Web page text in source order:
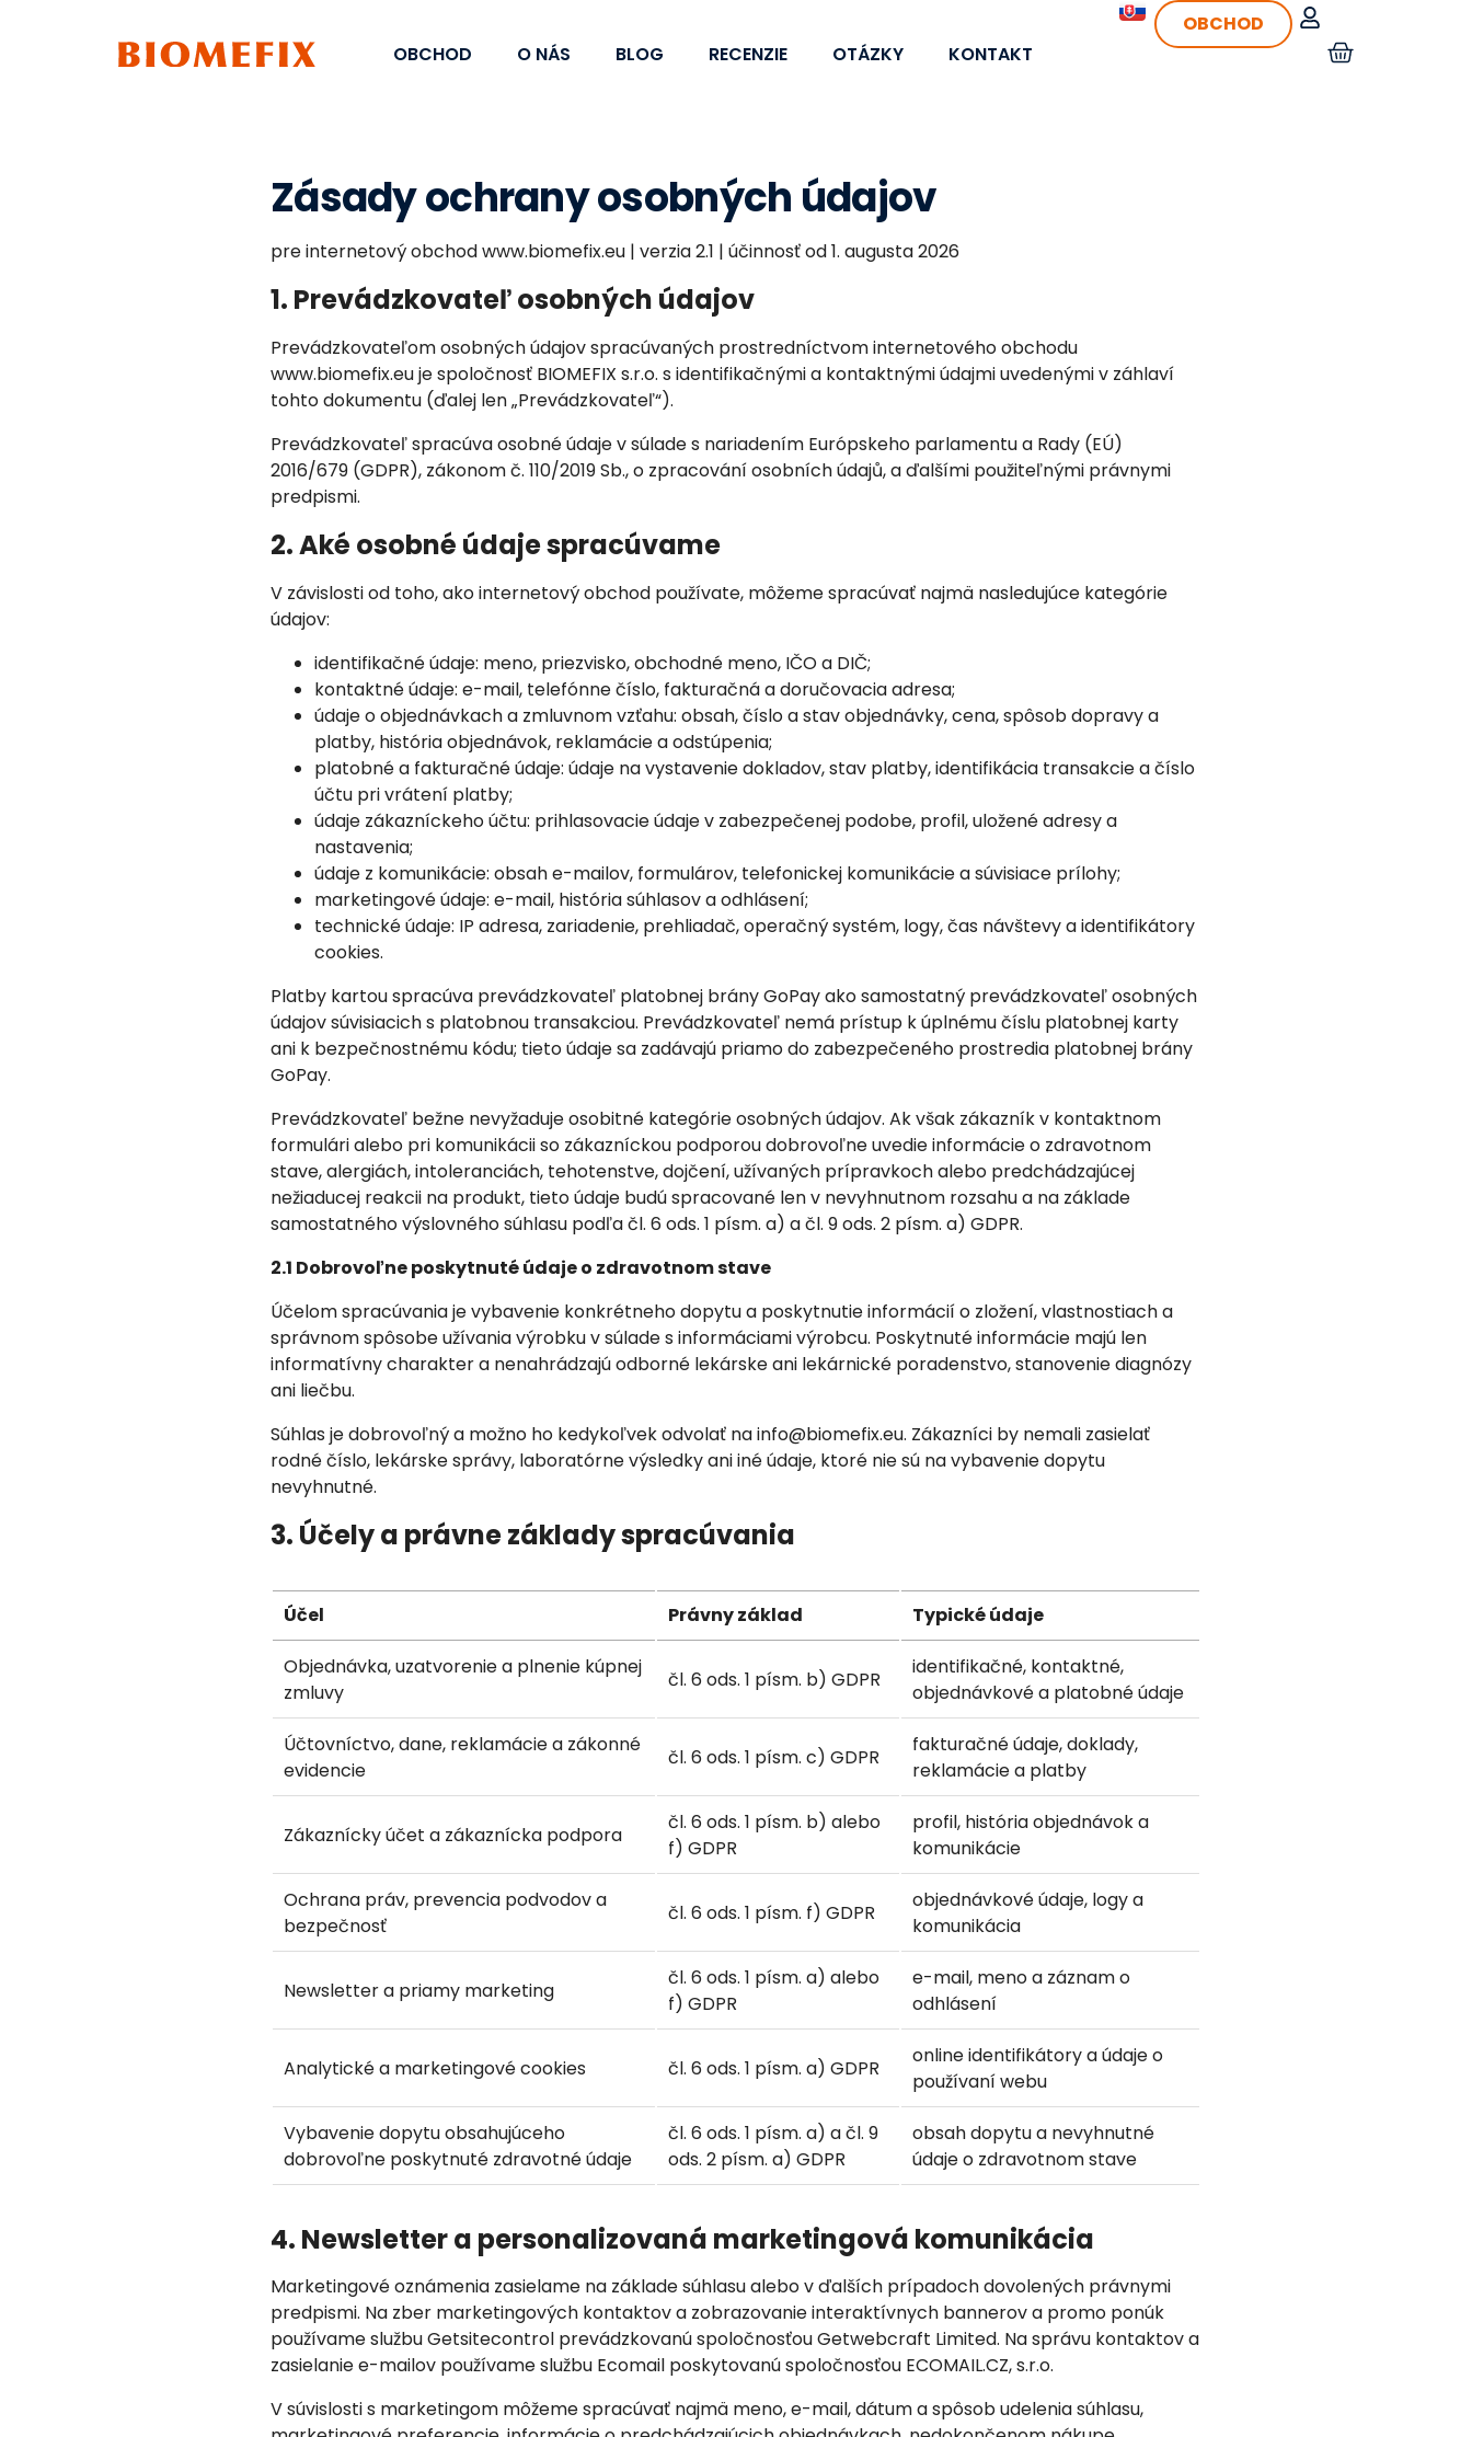
OBCHOD O NÁS BLOG RECENZIE OTÁZKY KONTAKT
OBCHOD
Zásady ochrany osobných údajov
pre internetový obchod www.biomefix.eu | verzia 2.1 | účinnosť od 1. augusta 2026
1. Prevádzkovateľ osobných údajov
Prevádzkovateľom osobných údajov spracúvaných prostredníctvom internetového obchodu
www.biomefix.eu je spoločnosť BIOMEFIX s.r.o. s identifikačnými a kontaktnými údajmi uvedenými v záhlaví
tohto dokumentu (ďalej len „Prevádzkovateľ“).
Prevádzkovateľ spracúva osobné údaje v súlade s nariadením Európskeho parlamentu a Rady (EÚ)
2016/679 (GDPR), zákonom č. 110/2019 Sb., o zpracování osobních údajů, a ďalšími použiteľnými právnymi
predpismi.
2. Aké osobné údaje spracúvame
V závislosti od toho, ako internetový obchod používate, môžeme spracúvať najmä nasledujúce kategórie
údajov:
identifikačné údaje: meno, priezvisko, obchodné meno, IČO a DIČ;
kontaktné údaje: e-mail, telefónne číslo, fakturačná a doručovacia adresa;
údaje o objednávkach a zmluvnom vzťahu: obsah, číslo a stav objednávky, cena, spôsob dopravy a
platby, história objednávok, reklamácie a odstúpenia;
platobné a fakturačné údaje: údaje na vystavenie dokladov, stav platby, identifikácia transakcie a číslo
účtu pri vrátení platby;
údaje zákazníckeho účtu: prihlasovacie údaje v zabezpečenej podobe, profil, uložené adresy a
nastavenia;
údaje z komunikácie: obsah e-mailov, formulárov, telefonickej komunikácie a súvisiace prílohy;
marketingové údaje: e-mail, história súhlasov a odhlásení;
technické údaje: IP adresa, zariadenie, prehliadač, operačný systém, logy, čas návštevy a identifikátory
cookies.
Platby kartou spracúva prevádzkovateľ platobnej brány GoPay ako samostatný prevádzkovateľ osobných
údajov súvisiacich s platobnou transakciou. Prevádzkovateľ nemá prístup k úplnému číslu platobnej karty
ani k bezpečnostnému kódu; tieto údaje sa zadávajú priamo do zabezpečeného prostredia platobnej brány
GoPay.
Prevádzkovateľ bežne nevyžaduje osobitné kategórie osobných údajov. Ak však zákazník v kontaktnom
formulári alebo pri komunikácii so zákazníckou podporou dobrovoľne uvedie informácie o zdravotnom
stave, alergiách, intoleranciách, tehotenstve, dojčení, užívaných prípravkoch alebo predchádzajúcej
nežiaducej reakcii na produkt, tieto údaje budú spracované len v nevyhnutnom rozsahu a na základe
samostatného výslovného súhlasu podľa čl. 6 ods. 1 písm. a) a čl. 9 ods. 2 písm. a) GDPR.
2.1 Dobrovoľne poskytnuté údaje o zdravotnom stave
Účelom spracúvania je vybavenie konkrétneho dopytu a poskytnutie informácií o zložení, vlastnostiach a
správnom spôsobe užívania výrobku v súlade s informáciami výrobcu. Poskytnuté informácie majú len
informatívny charakter a nenahrádzajú odborné lekárske ani lekárnické poradenstvo, stanovenie diagnózy
ani liečbu.
Súhlas je dobrovoľný a možno ho kedykoľvek odvolať na info@biomefix.eu. Zákazníci by nemali zasielať
rodné číslo, lekárske správy, laboratórne výsledky ani iné údaje, ktoré nie sú na vybavenie dopytu
nevyhnutné.
3. Účely a právne základy spracúvania
Účel Právny základ Typické údaje
Objednávka, uzatvorenie a plnenie kúpnej
zmluvy
čl. 6 ods. 1 písm. b) GDPR
identifikačné, kontaktné,
objednávkové a platobné údaje
Účtovníctvo, dane, reklamácie a zákonné
evidencie
čl. 6 ods. 1 písm. c) GDPR
fakturačné údaje, doklady,
reklamácie a platby
Zákaznícky účet a zákaznícka podpora
čl. 6 ods. 1 písm. b) alebo
f) GDPR
profil, história objednávok a
komunikácie
Ochrana práv, prevencia podvodov a
bezpečnosť
čl. 6 ods. 1 písm. f) GDPR
objednávkové údaje, logy a
komunikácia
Newsletter a priamy marketing
čl. 6 ods. 1 písm. a) alebo
f) GDPR
e-mail, meno a záznam o
odhlásení
Analytické a marketingové cookies čl. 6 ods. 1 písm. a) GDPR
online identifikátory a údaje o
používaní webu
Vybavenie dopytu obsahujúceho
dobrovoľne poskytnuté zdravotné údaje
čl. 6 ods. 1 písm. a) a čl. 9
ods. 2 písm. a) GDPR
obsah dopytu a nevyhnutné
údaje o zdravotnom stave
4. Newsletter a personalizovaná marketingová komunikácia
Marketingové oznámenia zasielame na základe súhlasu alebo v ďalších prípadoch dovolených právnymi
predpismi. Na zber marketingových kontaktov a zobrazovanie interaktívnych bannerov a promo ponúk
používame službu Getsitecontrol prevádzkovanú spoločnosťou Getwebcraft Limited. Na správu kontaktov a
zasielanie e-mailov používame službu Ecomail poskytovanú spoločnosťou ECOMAIL.CZ, s.r.o.
V súvislosti s marketingom môžeme spracúvať najmä meno, e-mail, dátum a spôsob udelenia súhlasu,